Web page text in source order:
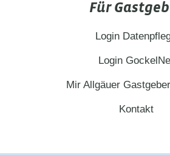
Für
Login
Login
Mir Allgäuer
Kontakt